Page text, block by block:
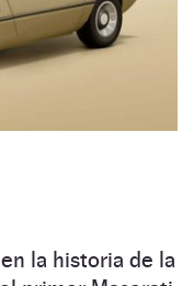
la historia de la